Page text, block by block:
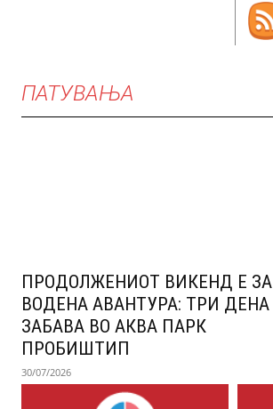
ПАТУВАЊА
ПРОДОЛЖЕНИОТ ВИКЕНД Е ЗА
ВОДЕНА АВАНТУРА: ТРИ ДЕНА
ЗАБАВА ВО АКВА ПАРК
ПРОБИШТИП
30/07/2026